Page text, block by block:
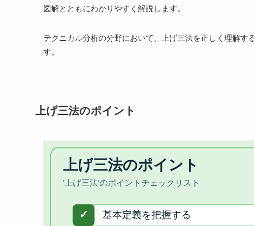
図解とともにわかりやすく解説します。
テクニカル分析の分野において、上げ三法を正しく理解す
す。
上げ三法のポイント